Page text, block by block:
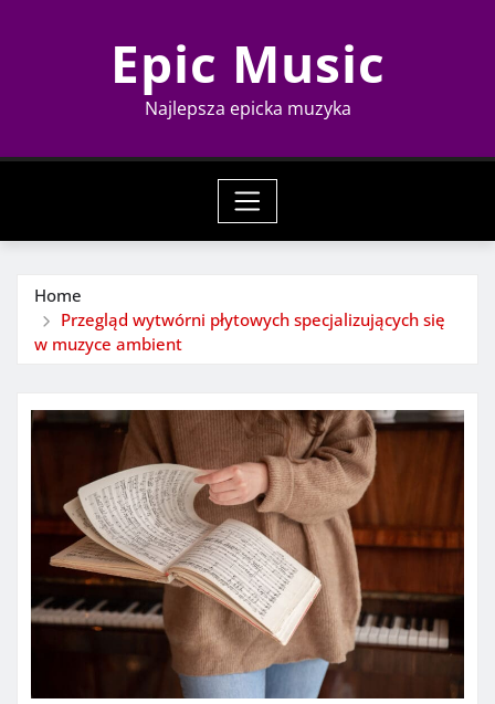
Epic Music
Najlepsza epicka muzyka
Home
Przegląd wytwórni płytowych specjalizujących się
w muzyce ambient